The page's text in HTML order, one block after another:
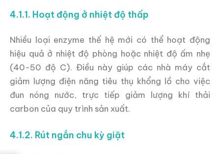
4.1.1. Hoạt động ở nhiệt độ thấp
Nhiều loại enzyme thế hệ mới có thể hoạt động
hiệu quả ở nhiệt độ phòng hoặc nhiệt độ ấm nhẹ
(40-50 độ C). Điều này giúp các nhà máy cắt
giảm lượng điện năng tiêu thụ khổng lồ cho việc
đun nóng nước, trực tiếp giảm lượng khí thải
carbon của quy trình sản xuất.
4.1.2. Rút ngắn chu kỳ giặt